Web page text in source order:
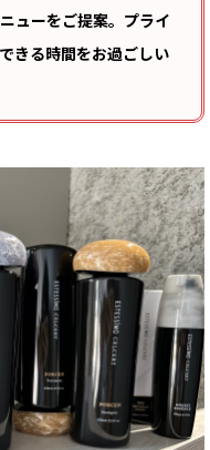
ューをご提案。プライ
きる時間をお過ごしい